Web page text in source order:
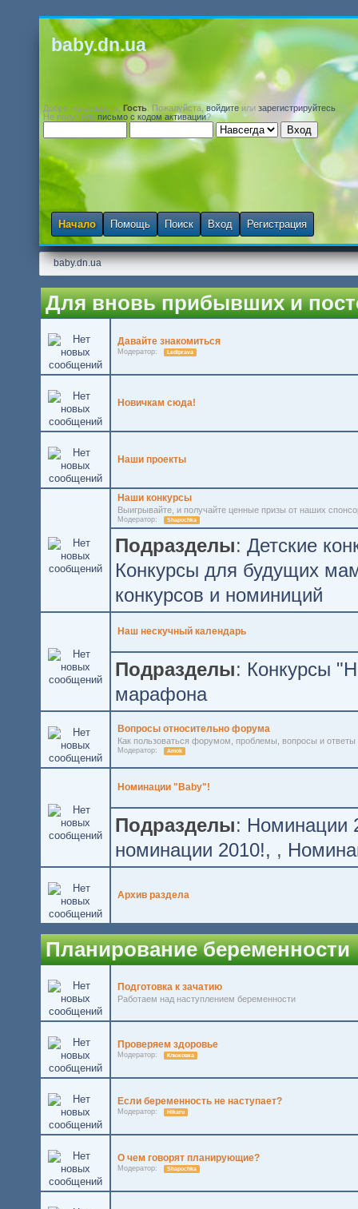
baby.dn.ua
Добро пожаловать, Гость . Пожалуйста,войдите или зарегистрируйтесь
Не получили письмо с кодом активации?
Начало Помощь Поиск Вход Регистрация
baby.dn.ua
Для вновь прибывших и
Давайте знакомиться
Модератор: Lediprava
Новичкам сюда!
Наши проекты
Наши конкурсы
Выигрывайте, и получайте ценные призы от наших
Модератор: Shapochka
Подразделы: Детские
Конкурсы для будущих
конкурсов и номиниций
Наш нескучный календарь
Подразделы: Конкурсы
марафона
Вопросы относительно форума
Как пользоваться форумом, проблемы, вопросы и ответы
Модератор: Amok
Номинации "Baby"!
Подразделы: Номинации
номинации 2010!
,
Архив раздела
Планирование беременности
Подготовка к зачатию
Работаем над наступлением беременности
Проверяем здоровье
Модератор: Клюковка
Если беременность не наступает?
Модератор: Hikaru
О чем говорят планирующие?
Модератор: Shapochka